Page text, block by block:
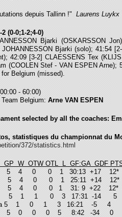
depuis Tallinn !" Laurens
(0-0;1-2;4-0)
Bjarki (OSKARSSON
Bjarki (solo); 41:54
42:09 [3-2] CLAESSENS Tex
(COOLEN Stef - VAN ESPEN Arne);
Belgium (missed).
- 60:00)
Team Belgium: Arne VAN ESPEN
selected by all the coaches:
statistiques du championnat du
372/statistics.html
OTL L GF:GA GDF
5 4 0 0 1 30:13 +17 12*
5 4 0 0 1 25:11 +14
5 4 0 0 1 31: 9 +22 12*
1 1 0 3 17:31 -14 5
China 5 1 0 1 3 16:21 -5 4
5 0 0 0 5 8:42 -34 0